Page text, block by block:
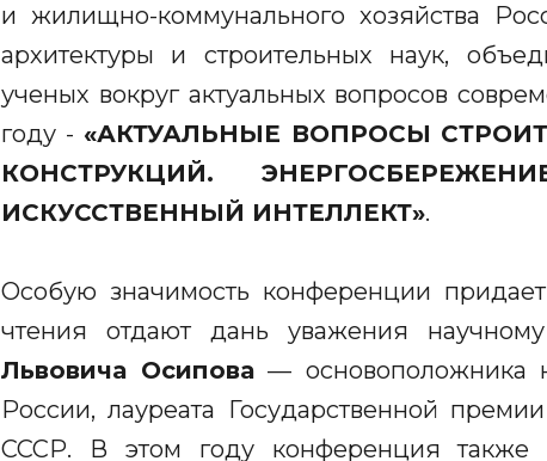
и жилищно-коммунального хозяйства
архитектуры и строительных наук,
ученых вокруг актуальных вопросов
году - «АКТУАЛЬНЫЕ ВОПРОСЫ
КОНСТРУКЦИЙ.
ИСКУССТВЕННЫЙ ИНТЕЛЛЕКТ».
Особую значимость конференции
чтения отдают дань уважения
Львовича Осипова — основоположника
России, лауреата Государственной
СССР. В этом году конференция также